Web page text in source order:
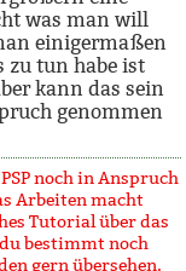
was man will
einigermaßen
zu tun habe ist
kann das sein
genommen
noch in Anspruch
Arbeiten macht
Tutorial über das
bestimmt noch
gern übersehen,